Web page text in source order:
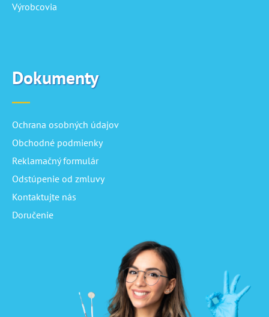
Výrobcovia
Dokumenty
Ochrana osobných údajov
Obchodné podmienky
Reklamačný formulár
Odstúpenie od zmluvy
Kontaktujte nás
Doručenie